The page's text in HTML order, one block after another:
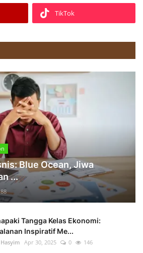
TikTok
Blue Ocean, Jiwa
...
88
Tangga Kelas Ekonomi:
Inspiratif Me...
Apr 30, 2025 0 146